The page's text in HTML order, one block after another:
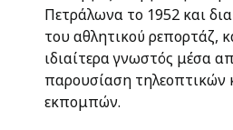
Πετράλωνα το 1952 και
του αθλητικού ρεπορτάζ,
ιδιαίτερα γνωστός μέσα
παρουσίαση τηλεοπτικών
εκπομπών.